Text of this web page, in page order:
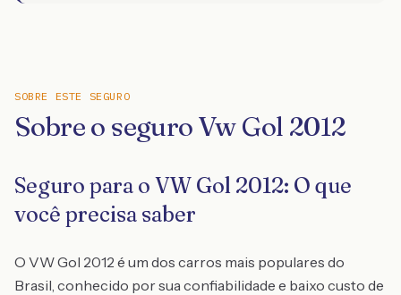
SOBRE ESTE SEGURO
Sobre o seguro Vw Gol 2012
Seguro para o VW Gol 2012: O que
você precisa saber
O VW Gol 2012 é um dos carros mais populares do
Brasil, conhecido por sua confiabilidade e baixo custo de